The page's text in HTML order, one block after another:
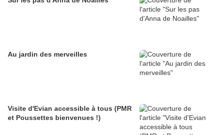
Au jardin des merveilles
Visite d'Evian accessible à tous (PMR
et Poussettes bienvenues !)